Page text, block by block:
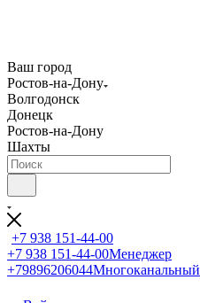
Ваш город
Ростов-на-Дону
Волгодонск
Донецк
Ростов-на-Дону
Шахты
+7 938 151-44-00
+7 938 151-44-00Менеджер
+79896206044Многоканальный